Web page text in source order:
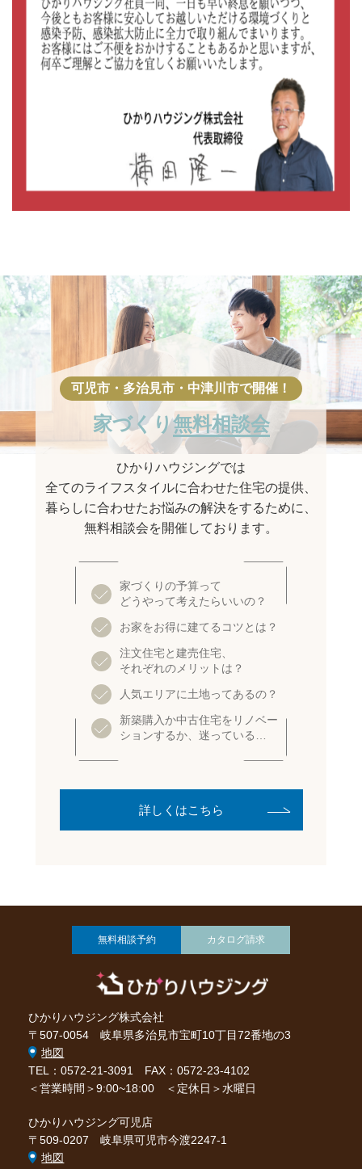
家づくり無料相談会
ひかりハウジングでは
全てのライフスタイルに合わせた住宅の提供、
暮らしに合わせたお悩みの解決をするために、
無料相談会を開催しております。
家づくりの予算って
どうやって考えたらいいの？
お家をお得に建てるコツとは？
注文住宅と建売住宅、
それぞれのメリットは？
人気エリアに土地ってあるの？
新築購入か中古住宅をリノベー
ションするか、迷っている…
詳しくはこちら
ひかりハウジング株式会社
〒507-0054 岐阜県多治見市宝町10丁目72番地の3
地図
TEL：0572-21-3091 FAX：0572-23-4102
＜営業時間＞9:00~18:00 ＜定休日＞水曜日
ひかりハウジング可児店
〒509-0207 岐阜県可児市今渡2247-1
地図
無料相談予約 カタログ請求